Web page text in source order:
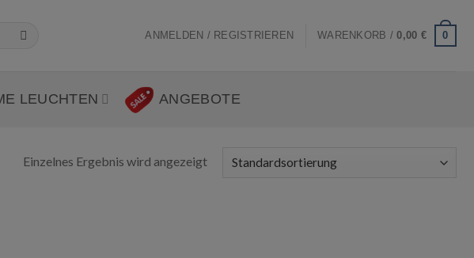
ANMELDEN / REGISTRIEREN WARENKORB /0,00 € 0
LEUCHTEN ANGEBOTE
Einzelnes Ergebnis wird angezeigt